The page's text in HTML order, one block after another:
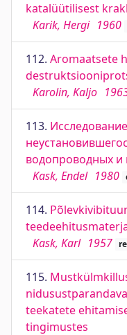
katalüütilisest
Karik, Hergi 1960
112. Aromaatsete
Karolin, Kaljo
113.
водопроводных и
Kask, Endel 1980
114.
Kask, Karl 1957
115.
teekatete
tingimustes